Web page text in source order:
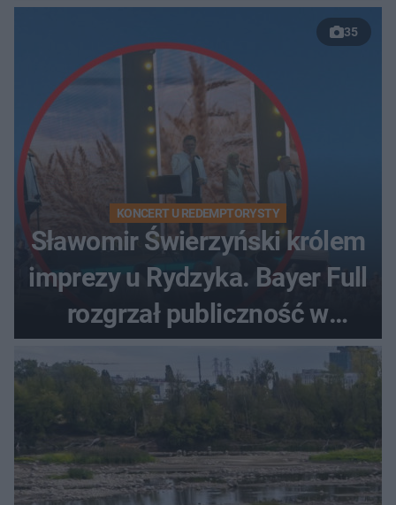
35
KONCERT U REDEMPTORYSTY
Sławomir Świerzyński królem
imprezy u Rydzyka. Bayer Full
rozgrzał publiczność w
Toruniu